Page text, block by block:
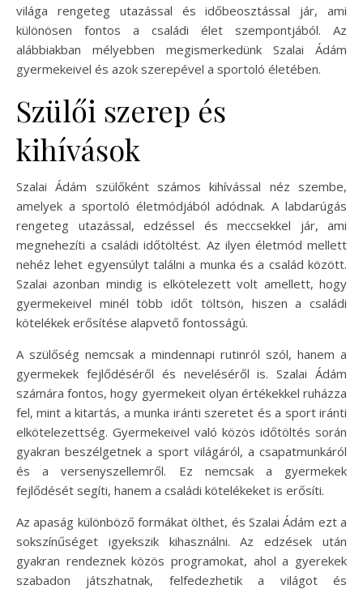
világa rengeteg utazással és időbeosztással jár, ami
különösen fontos a családi élet szempontjából. Az
alábbiakban mélyebben megismerkedünk Szalai Ádám
gyermekeivel és azok szerepével a sportoló életében.
Szülői szerep és
kihívások
Szalai Ádám szülőként számos kihívással néz szembe,
amelyek a sportoló életmódjából adódnak. A labdarúgás
rengeteg utazással, edzéssel és meccsekkel jár, ami
megnehezíti a családi időtöltést. Az ilyen életmód mellett
nehéz lehet egyensúlyt találni a munka és a család között.
Szalai azonban mindig is elkötelezett volt amellett, hogy
gyermekeivel minél több időt töltsön, hiszen a családi
kötelékek erősítése alapvető fontosságú.
A szülőség nemcsak a mindennapi rutinról szól, hanem a
gyermekek fejlődéséről és neveléséről is. Szalai Ádám
számára fontos, hogy gyermekeit olyan értékekkel ruházza
fel, mint a kitartás, a munka iránti szeretet és a sport iránti
elkötelezettség. Gyermekeivel való közös időtöltés során
gyakran beszélgetnek a sport világáról, a csapatmunkáról
és a versenyszellemről. Ez nemcsak a gyermekek
fejlődését segíti, hanem a családi kötelékeket is erősíti.
Az apaság különböző formákat ölthet, és Szalai Ádám ezt a
sokszínűséget igyekszik kihasználni. Az edzések után
gyakran rendeznek közös programokat, ahol a gyerekek
szabadon játszhatnak, felfedezhetik a világot és